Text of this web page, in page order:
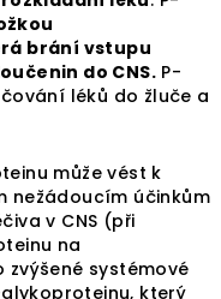
brání vstupu
do CNS. P-
léků do žluče a
může vést k
nežádoucím účinkům
v CNS (při
na
systémové
který